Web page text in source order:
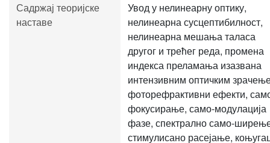
Садржај теоријске
наставе
Увод у нелинеарну оптику,
нелинеарна сусцептибилност,
нелинеарна мешања таласа
другог и трећег реда, промена
индекса преламања изазвана
интензивним оптичким
фоторефрактивни ефекти,
фокусирање, само-модулација
фазе, спектрално само-
стимулисано расејање,